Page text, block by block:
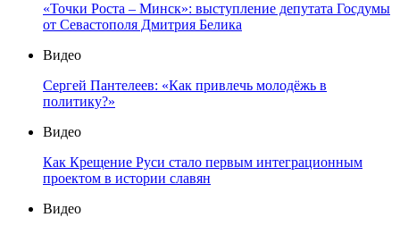
«Точки Роста – Минск»: выступление депутата Госдумы
от Севастополя Дмитрия Белика
Видео
Сергей Пантелеев: «Как привлечь молодёжь в
политику?»
Видео
Как Крещение Руси стало первым интеграционным
проектом в истории славян
Видео